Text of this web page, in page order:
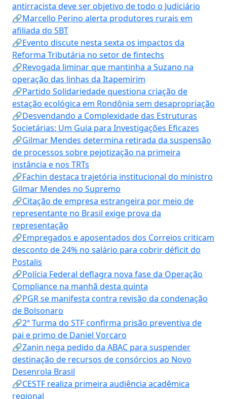
antirracista deve ser objetivo de todo o Judiciário
🔗Marcello Perino alerta produtores rurais em
afiliada do SBT
🔗Evento discute nesta sexta os impactos da
Reforma Tributária no setor de fintechs
🔗Revogada liminar que mantinha a Suzano na
operação das linhas da Itapemirim
🔗Partido Solidariedade questiona criação de
estação ecológica em Rondônia sem desapropriação
🔗Desvendando a Complexidade das Estruturas
Societárias: Um Guia para Investigações Eficazes
🔗Gilmar Mendes determina retirada da suspensão
de processos sobre pejotização na primeira
instância e nos TRTs
🔗Fachin destaca trajetória institucional do ministro
Gilmar Mendes no Supremo
🔗Citação de empresa estrangeira por meio de
representante no Brasil exige prova da
representação
🔗Empregados e aposentados dos Correios criticam
desconto de 24% no salário para cobrir déficit do
Postalis
🔗Polícia Federal deflagra nova fase da Operação
Compliance na manhã desta quinta
🔗PGR se manifesta contra revisão da condenação
de Bolsonaro
🔗2ª Turma do STF confirma prisão preventiva de
pai e primo de Daniel Vorcaro
🔗Zanin nega pedido da ABAC para suspender
destinação de recursos de consórcios ao Novo
Desenrola Brasil
🔗CESTF realiza primeira audiência acadêmica
regional